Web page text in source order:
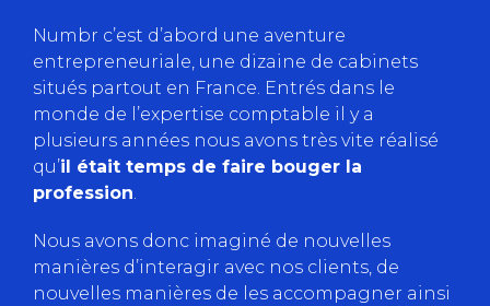
Numbr c’est d’abord une aventure
entrepreneuriale, une dizaine de cabinets
situés partout en France. Entrés dans le
monde de l’expertise comptable il y a
plusieurs années nous avons très vite réalisé
qu’il était temps de faire bouger la
profession.
Nous avons donc imaginé de nouvelles
manières d’interagir avec nos clients, de
nouvelles manières de les accompagner ainsi